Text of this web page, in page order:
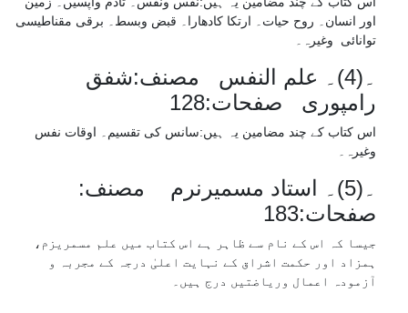
اور انسان۔ روح حیات۔ ارتکا کادھارا۔ قبض وبسط۔ برقی مقناطیسی
توانائی وغیرہ۔
۔(4)۔ علم النفس مصنف:شفق
رامپوری صفحات:128
اس کتاب کے چند مضامین یہ ہیں:سانس کی تقسیم۔ اوقات نفس
وغیرہ۔
۔(5)۔ استاد مسمیرنرم مصنف:
صفحات:183
جیسا کہ اس کے نام سے ظاہر ہے اس کتاب میں علم مسمریزم،
ہمزاد اور حکمت اشراق کے نہایت اعلیٰ درجہ کے مجربہ و
آزمودہ اعمال وریاضتیں درج ہیں۔